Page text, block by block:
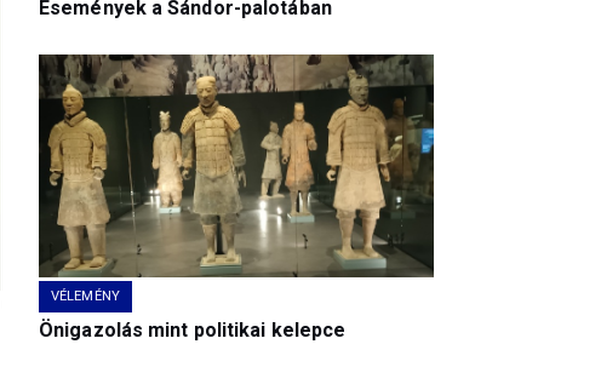
Események a Sándor-palotában
VÉLEMÉNY
Önigazolás mint politikai kelepce